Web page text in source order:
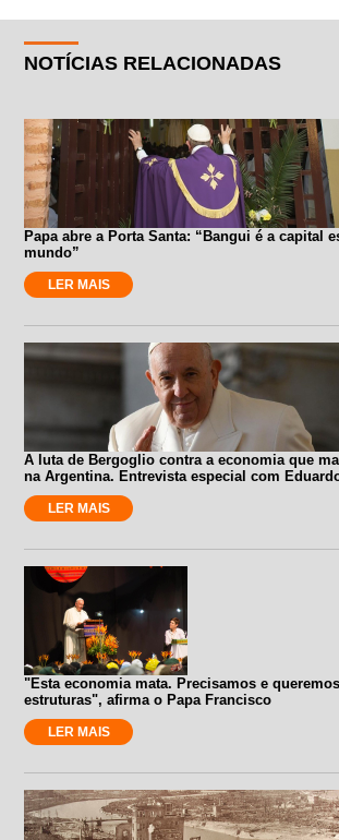
NOTÍCIAS RELACIONADAS
Papa abre a Porta Santa: “Bangui é a capital
mundo”
LER MAIS
A luta de Bergoglio contra a economia que
na Argentina. Entrevista especial com
LER MAIS
"Esta economia mata. Precisamos e
estruturas", afirma o Papa Francisco
LER MAIS